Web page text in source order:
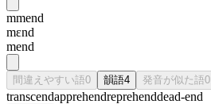
mmend
mɛnd
mend
間違えやすい語0 韻語4 発音が似た語0
transcendapprehendreprehenddead-end